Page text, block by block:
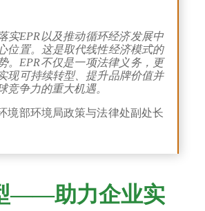
实EPR以及推动循环经济发展中
位置。这是取代线性经济模式的
。EPR不仅是一项法律义务，更
现可持续转型、提升品牌价值并
竞争力的重大机遇。
境部环境局政策与法律处副处长
——助力企业实